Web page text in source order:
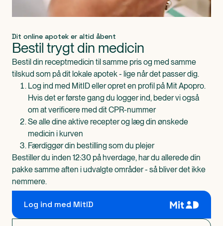
Dit online apotek er altid åbent
Bestil trygt din medicin
Bestil din receptmedicin til samme pris og med samme
tilskud som på dit lokale apotek - lige når det passer dig.
Log ind med MitID eller opret en profil på Mit Apopro.
Hvis det er første gang du logger ind, beder vi også
om at verificere med dit CPR-nummer
Se alle dine aktive recepter og læg din ønskede
medicin i kurven
Færdiggør din bestilling som du plejer
Bestiller du inden 12:30 på hverdage, har du allerede din
pakke samme aften i udvalgte områder - så bliver det ikke
nemmere.
Log ind med MitID